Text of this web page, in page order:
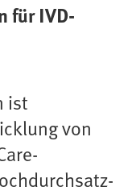
für IVD-
ist
von